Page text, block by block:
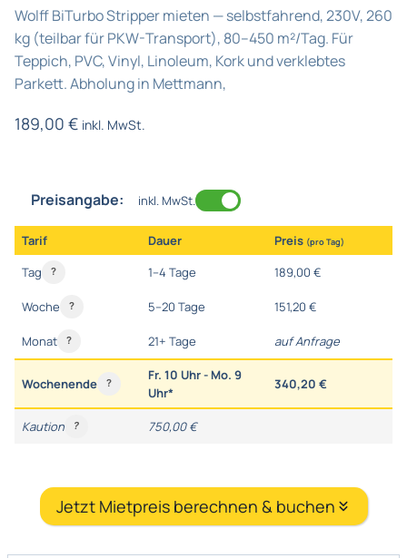
Wolff BiTurbo Stripper mieten — selbstfahrend, 230V, 260
kg (teilbar für PKW-Transport), 80–450 m²/Tag. Für
Teppich, PVC, Vinyl, Linoleum, Kork und verklebtes
Parkett. Abholung in Mettmann,
189,00 € inkl. MwSt.
Preisangabe: inkl. MwSt.
Tarif Dauer Preis (pro Tag)
Tag ? 1–4 Tage 189,00 €
Woche ? 5–20 Tage 151,20 €
Monat ? 21+ Tage auf Anfrage
Wochenende ?
Fr. 10 Uhr - Mo. 9
Uhr*
340,20 €
Kaution ? 750,00 €
Jetzt Mietpreis berechnen & buchen